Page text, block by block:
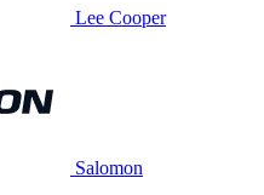
Lee Cooper
Salomon